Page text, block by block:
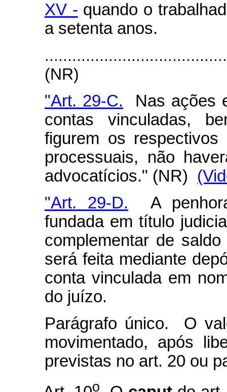
XV - quando o
a setenta anos.
(NR)
"Art. 29-C. Nas ações
contas vinculadas,
figurem os respectivos
processuais, não
advocatícios." (NR)
"Art. 29-D. A
fundada em título
complementar de
será feita mediante
conta vinculada em
do juízo.
Parágrafo único. O
movimentado, após
previstas no art. 20 ou
o